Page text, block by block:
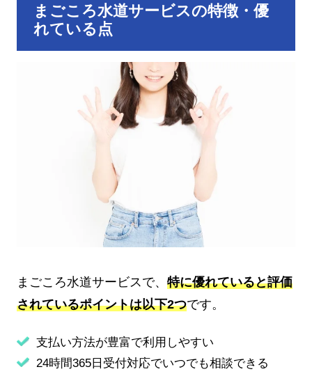
まごころ水道サービスの特徴・優
れている点
まごころ水道サービスで、 特に優れていると評価
されているポイントは以下2つです。
支払い方法が豊富で利用しやすい
24時間365日受付対応でいつでも相談できる